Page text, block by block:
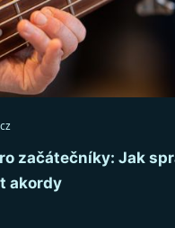
začátečníky: Jak
akordy